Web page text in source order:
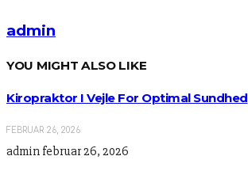
admin
YOU MIGHT ALSO LIKE
Kiropraktor I Vejle For Optimal Sundhed
FEBRUAR 26, 2026
admin februar 26, 2026